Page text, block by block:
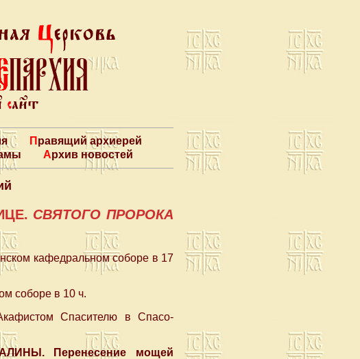
Правящий архиерей
Архив новостей
СВЯТОГО ПРОРОКА
кафедральном соборе в 17
соборе в 10 ч.
Спасителю в Спасо-
Перенесение мощей